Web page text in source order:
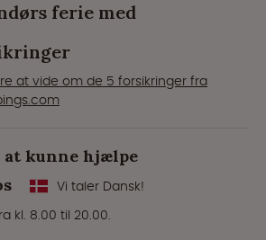
ferie med
at vide om de 5 forsikringer fra
at kunne hjælpe
Vi taler Dansk!
kl. 8.00 til 20.00.